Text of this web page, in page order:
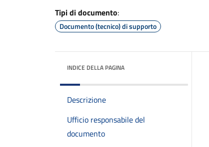
Tipi di documento:
Documento (tecnico) di supporto
INDICE DELLA PAGINA
Descrizione
Ufficio responsabile del
documento